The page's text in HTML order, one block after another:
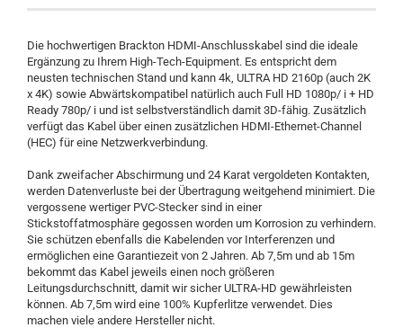
Die hochwertigen Brackton HDMI-Anschlusskabel sind die ideale
Ergänzung zu Ihrem High-Tech-Equipment. Es entspricht dem
neusten technischen Stand und kann 4k, ULTRA HD 2160p (auch 2K
x 4K) sowie Abwärtskompatibel natürlich auch Full HD 1080p/ i + HD
Ready 780p/ i und ist selbstverständlich damit 3D-fähig. Zusätzlich
verfügt das Kabel über einen zusätzlichen HDMI-Ethernet-Channel
(HEC) für eine Netzwerkverbindung.
Dank zweifacher Abschirmung und 24 Karat vergoldeten Kontakten,
werden Datenverluste bei der Übertragung weitgehend minimiert. Die
vergossene wertiger PVC-Stecker sind in einer
Stickstoffatmosphäre gegossen worden um Korrosion zu verhindern.
Sie schützen ebenfalls die Kabelenden vor Interferenzen und
ermöglichen eine Garantiezeit von 2 Jahren. Ab 7,5m und ab 15m
bekommt das Kabel jeweils einen noch größeren
Leitungsdurchschnitt, damit wir sicher ULTRA-HD gewährleisten
können. Ab 7,5m wird eine 100% Kupferlitze verwendet. Dies
machen viele andere Hersteller nicht.